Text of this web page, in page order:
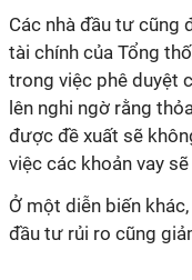
Các nhà đầu tư cũng
tài chính của Tổng
trong việc phê duyệt
lên nghi ngờ rằng
được đề xuất sẽ
việc các khoản vay
Ở một diễn biến
đầu tư rủi ro cũng